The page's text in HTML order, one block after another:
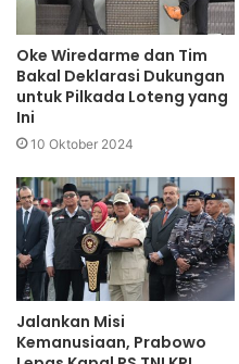
Oke Wiredarme dan Tim
Bakal Deklarasi Dukungan
untuk Pilkada Loteng yang
Ini
10 Oktober 2024
Jalankan Misi
Kemanusiaan, Prabowo